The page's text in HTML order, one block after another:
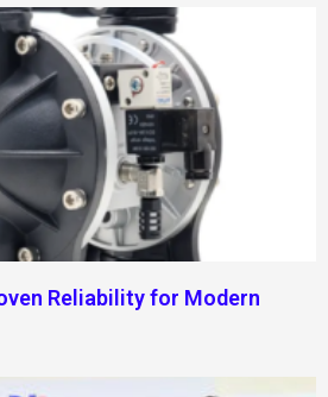
Reliability for Modern